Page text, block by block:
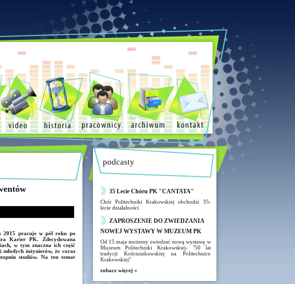
2015 pracuje w pół roku po
Karier PK. Zdecydowana
w tym znaczna ich część
inżynierów, że coraz
studiów. Na ten temat
podcasty
35 Lecie Chóru PK "CANTATA"
Chór Politechniki Krakowskiej obchodzi 35-
lecie działalności
ZAPROSZENIE DO ZWIEDZANIA
NOWEJ WYSTAWY W MUZEUM PK
Od 15 maja możemy zwiedzać nową wystawę w
Muzeum Politechniki Krakowskiej- "50 lat
tradycji Kościuszkowskiej na Politechnice
Krakowskiej"
zobacz więcej »